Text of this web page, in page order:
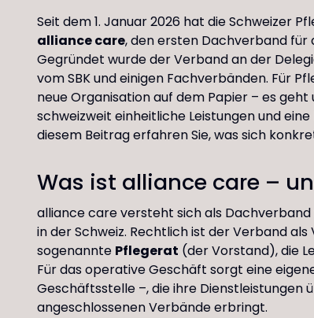
Seit dem 1. Januar 2026 hat die Schweizer
alliance care, den ersten Dachverband für
Gegründet wurde der Verband an der
vom SBK und einigen Fachverbänden. Für
neue Organisation auf dem Papier – es
schweizweit einheitliche Leistungen und
diesem Beitrag erfahren Sie, was sich
Was ist alliance care –
alliance care versteht sich als
in der Schweiz. Rechtlich ist der Verband
sogenannte Pflegerat (der Vorstand), die
Für das operative Geschäft sorgt eine
Geschäftsstelle –, die ihre Dienstleistungen
angeschlossenen Verbände erbringt.